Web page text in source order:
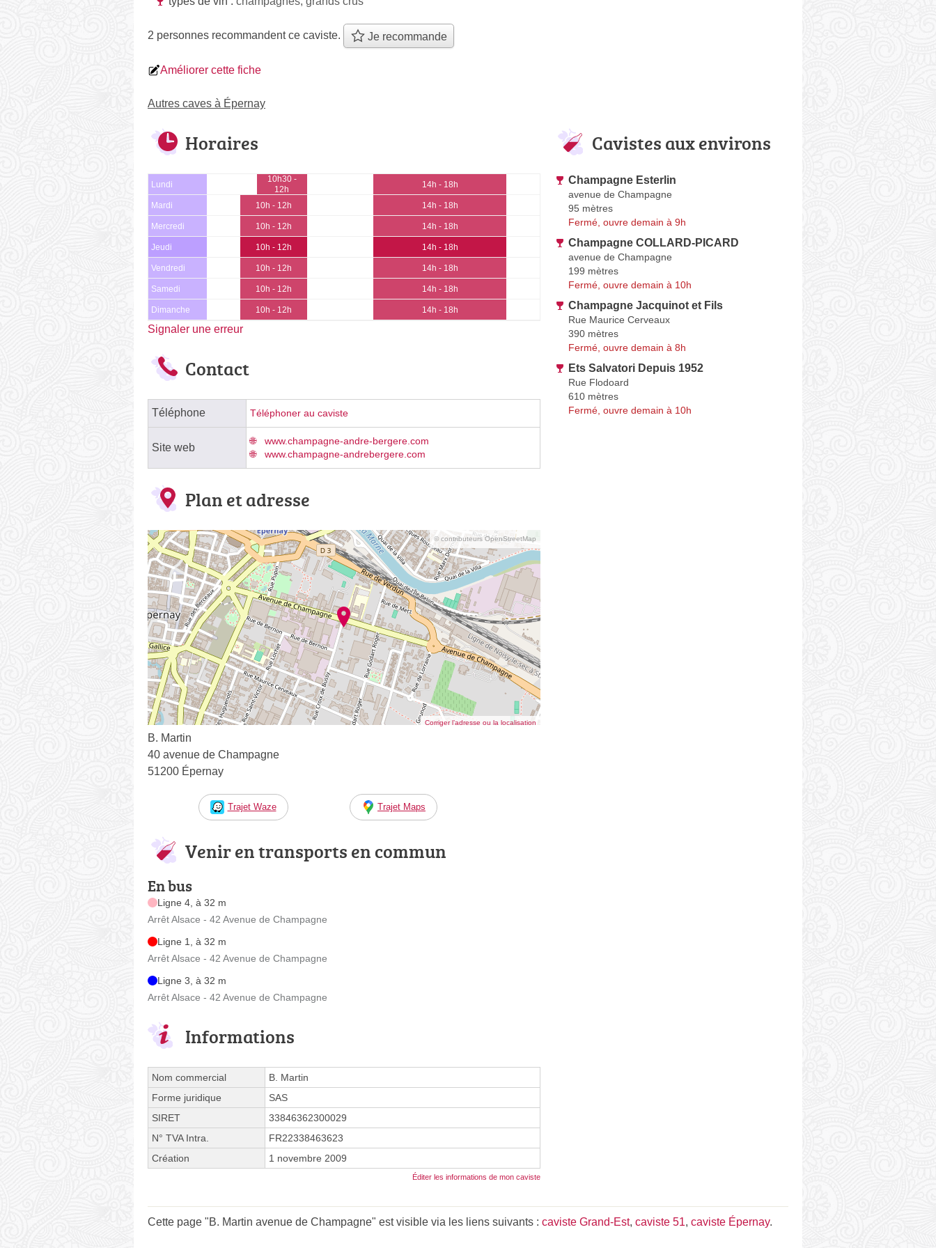
2 personnes recommandentce caviste. Je recommande
Améliorer cette fiche
Autres caves à Épernay
Horaires
Lundi
10h30 -
12h
14h - 18h
Mardi 10h - 12h 14h - 18h
Mercredi 10h - 12h 14h - 18h
Jeudi 10h - 12h 14h - 18h
Vendredi 10h - 12h 14h - 18h
Samedi 10h - 12h 14h - 18h
Dimanche 10h - 12h 14h - 18h
Signaler une erreur
Contact
Téléphone Téléphoner au caviste
Site web
www.champagne-andre-bergere.com
www.champagne-andrebergere.com
Plan et adresse
© contributeurs OpenStreetMap
Corriger l’adresse ou la localisation
B. Martin
40 avenue de Champagne
51200 Épernay
Trajet Waze Trajet Maps
Venir en transports en commun
En bus
Ligne 4, à 32 m
Arrêt Alsace - 42 Avenue de Champagne
Ligne 1, à 32 m
Arrêt Alsace - 42 Avenue de Champagne
Ligne 3, à 32 m
Arrêt Alsace - 42 Avenue de Champagne
Informations
Nom commercial
B. Martin
Forme juridique
SAS
SIRET
33846362300029
N° TVA Intra.
FR22338463623
Création
1 novembre 2009
Éditer les informations de mon caviste
Cavistes aux environs
Champagne Esterlin
avenue de Champagne
95 mètres
Fermé, ouvre demain à 9h
Champagne COLLARD-PICARD
avenue de Champagne
199 mètres
Fermé, ouvre demain à 10h
Champagne Jacquinot et Fils
Rue Maurice Cerveaux
390 mètres
Fermé, ouvre demain à 8h
Ets Salvatori Depuis 1952
Rue Flodoard
610 mètres
Fermé, ouvre demain à 10h
Cette page "B. Martin avenue de Champagne" est visible via les liens suivants : caviste Grand-Est, caviste 51, caviste Épernay.